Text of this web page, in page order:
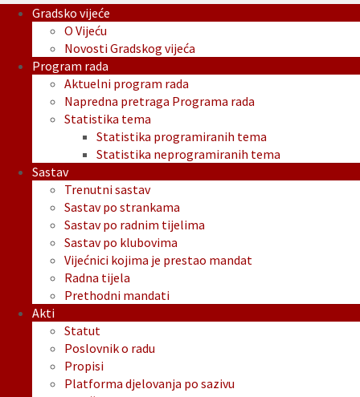
Gradsko vijeće
O Vijeću
Novosti Gradskog vijeća
Program rada
Aktuelni program rada
Napredna pretraga Programa rada
Statistika tema
Statistika programiranih tema
Statistika neprogramiranih tema
Sastav
Trenutni sastav
Sastav po strankama
Sastav po radnim tijelima
Sastav po klubovima
Vijećnici kojima je prestao mandat
Radna tijela
Prethodni mandati
Akti
Statut
Poslovnik o radu
Propisi
Platforma djelovanja po sazivu